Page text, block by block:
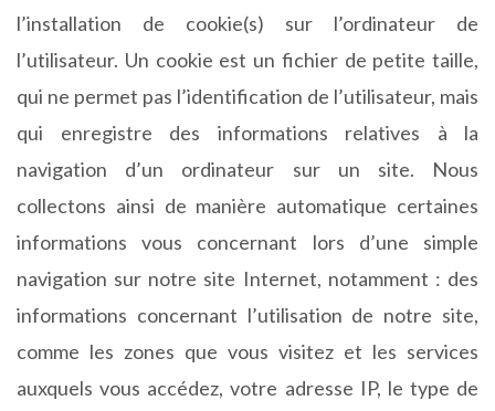
l’installation de cookie(s) sur l’ordinateur de
l’utilisateur. Un cookie est un fichier de petite taille,
qui ne permet pas l’identification de l’utilisateur, mais
qui enregistre des informations relatives à la
navigation d’un ordinateur sur un site. Nous
collectons ainsi de manière automatique certaines
informations vous concernant lors d’une simple
navigation sur notre site Internet, notamment : des
informations concernant l’utilisation de notre site,
comme les zones que vous visitez et les services
auxquels vous accédez, votre adresse IP, le type de